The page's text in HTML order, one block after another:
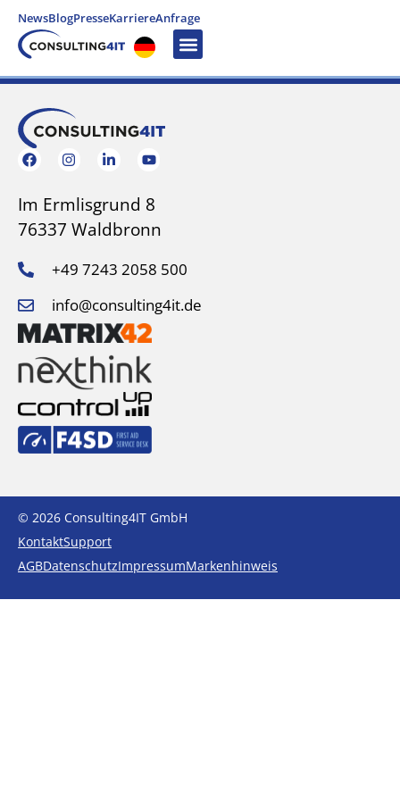
NewsBlogPresseKarriereAnfrage
Im Ermlisgrund 8
76337 Waldbronn
+49 7243 2058 500
info@consulting4it.de
© 2026 Consulting4IT GmbH
KontaktSupport
AGBDatenschutzImpressumMarkenhinweis